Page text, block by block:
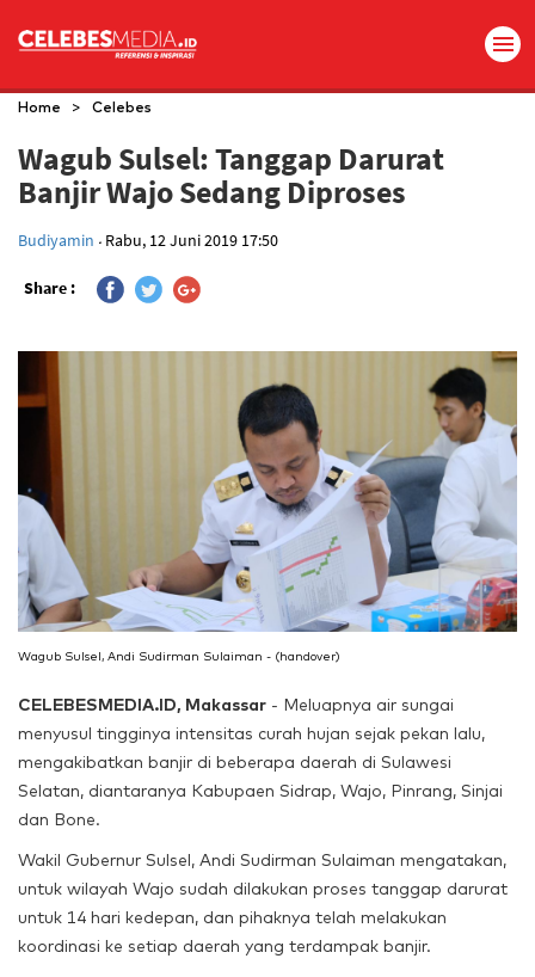
Home > Celebes
Wagub Sulsel: Tanggap Darurat
Banjir Wajo Sedang Diproses
Budiyamin . Rabu, 12 Juni 2019 17:50
Share :
Wagub Sulsel, Andi Sudirman Sulaiman - (handover)
CELEBESMEDIA.ID, Makassar - Meluapnya air sungai
menyusul tingginya intensitas curah hujan sejak pekan lalu,
mengakibatkan banjir di beberapa daerah di Sulawesi
Selatan, diantaranya Kabupaen Sidrap, Wajo, Pinrang, Sinjai
dan Bone.
Wakil Gubernur Sulsel, Andi Sudirman Sulaiman mengatakan,
untuk wilayah Wajo sudah dilakukan proses tanggap darurat
untuk 14 hari kedepan, dan pihaknya telah melakukan
koordinasi ke setiap daerah yang terdampak banjir.